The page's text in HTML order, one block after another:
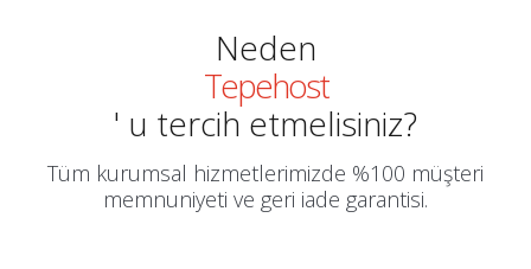
Neden
Tepehost
' u tercih etmelisiniz?
Tüm kurumsal hizmetlerimizde %100 müşteri
memnuniyeti ve geri iade garantisi.